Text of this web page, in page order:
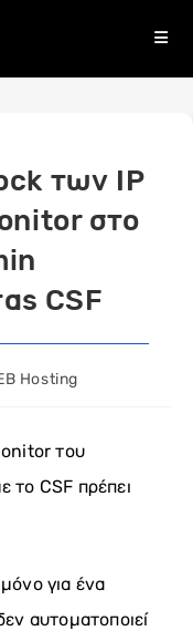
των IP
στο
CSF
Hosting
του
το CSF πρέπει
για ένα
αυτοματοποιεί